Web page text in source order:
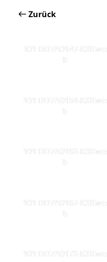
Zurück
101 DD7A0147-KSKwe
b
101 DD7A0154-KSKwe
b
101 DD7A0162-KSKwe
b
101 DD7A0167-KSKwe
b
101 DD7A0172-KSKwe